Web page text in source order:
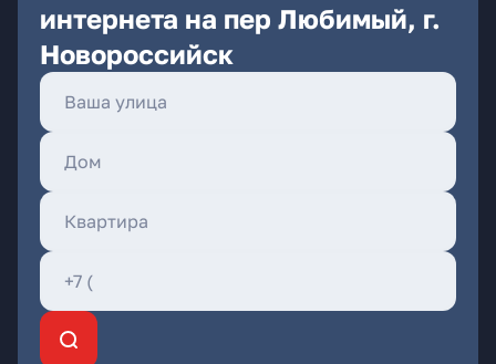
интернета на пер Любимый, г.
Новороссийск